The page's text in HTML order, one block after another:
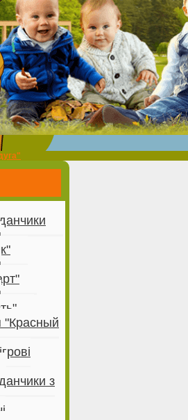
"Красный
з